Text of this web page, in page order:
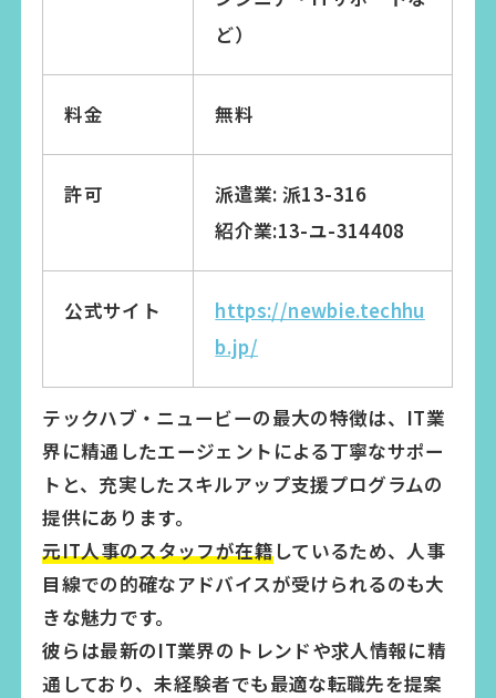
ど）
料金 無料
許可
派遣業: 派13-316
紹介業:13-ユ-314408
公式サイト
https://newbie.techhu
b.jp/
テックハブ・ニュービーの最大の特徴は、IT業
界に精通したエージェントによる丁寧なサポー
トと、充実したスキルアップ支援プログラムの
提供にあります。
元IT人事のスタッフが在籍しているため、人事
目線での的確なアドバイスが受けられるのも大
きな魅力です。
彼らは最新のIT業界のトレンドや求人情報に精
通しており、未経験者でも最適な転職先を提案